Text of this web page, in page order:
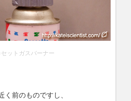
ットガスバーナー
く前のものですし、